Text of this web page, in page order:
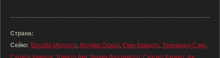
Страна:
Сейю: Васаби Мидзута, Мэгуми Охара, Юми Какадзу, Томокадзу Сэки,